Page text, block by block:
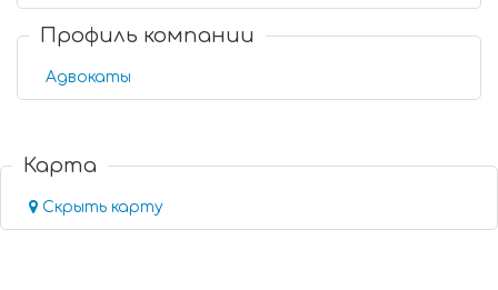
Профиль компании
Адвокаты
Карта
Скрыть карту